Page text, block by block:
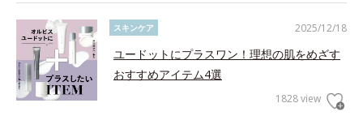
2025/12/18
スキンケア
ユードットにプラスワン！理想の肌をめざす
おすすめアイテム4選
1828 view